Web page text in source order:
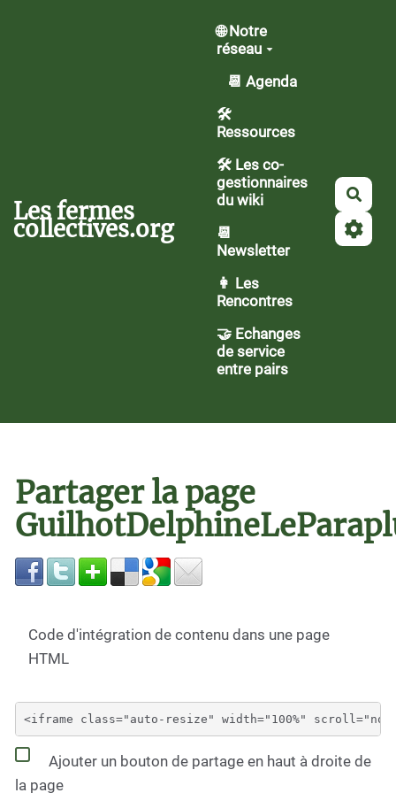
Les fermes
collectives.org
🌐 Notre
réseau
📆 Agenda
🛠️
Ressources
🛠 Les co-
gestionnaires
du wiki
📆
Newsletter
👩 Les
Rencontres
🤝 Echanges
de service
entre pairs
Partager la page
Code d'intégration de contenu dans une page
HTML
Ajouter un bouton de partage en haut à droite de
la page